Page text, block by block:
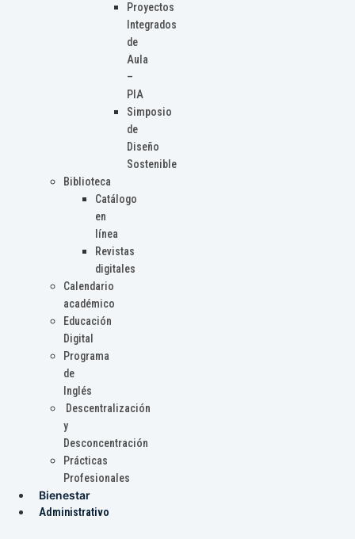
Proyectos
Integrados
de
Aula
–
PIA
Simposio
de
Diseño
Sostenible
Biblioteca
Catálogo
en
línea
Revistas
digitales
Calendario
académico
Educación
Digital
Programa
de
Inglés
Descentralización
y
Desconcentración
Prácticas
Profesionales
Bienestar
Administrativo